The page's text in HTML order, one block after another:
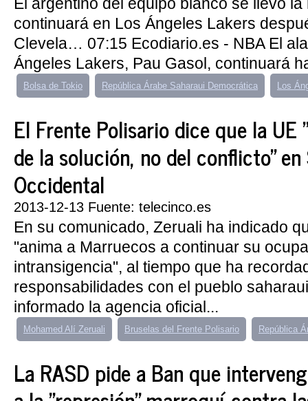
continuará en Los Ángeles Lakers
Clevela… 07:15 Ecodiario.es - NBA El
Ángeles Lakers, Pau Gasol, continuará
Bolsa de Tokio República Árabe Saharaui Democrática Los
El Frente Polisario dice que la UE
de la solución, no del conflicto" en
Occidental
2013-12-13 Fuente: telecinco.es
En su comunicado, Zeruali ha indicado
"anima a Marruecos a continuar su
intransigencia", al tiempo que ha
responsabilidades con el pueblo
informado la agencia oficial...
Mohamed Alí Zeruali Bruselas del Frente Polisario República
La RASD pide a Ban que